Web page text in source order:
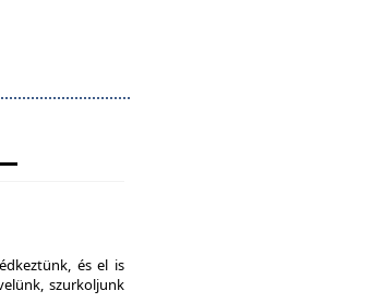
és el is
szurkoljunk